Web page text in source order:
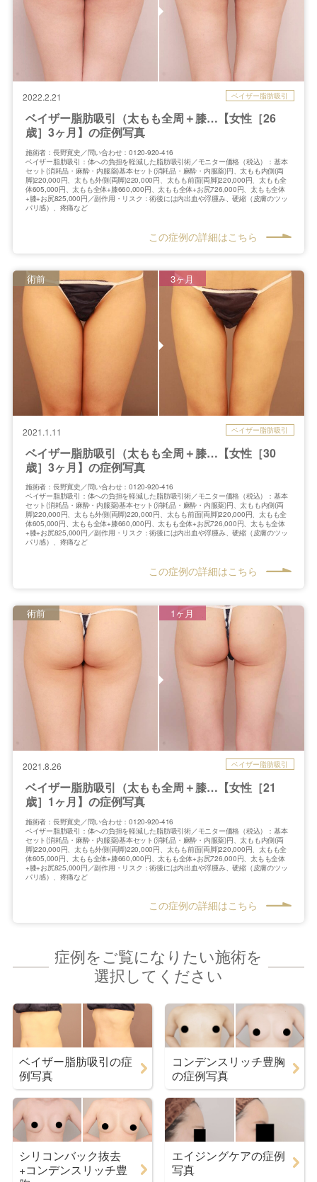
2022.2.21 ベイザー脂肪吸引
ベイザー脂肪吸引（太もも全周＋膝…【女性［26
歳］3ヶ月】の症例写真
施術者：長野寛史／問い合わせ：0120-920-416
ベイザー脂肪吸引：体への負担を軽減した脂肪吸引術／モニター価格（税込）：基本
セット(消耗品・麻酔・内服薬)基本セット(消耗品・麻酔・内服薬)円、太もも内側(両
脚)220,000円、太もも外側(両脚)220,000円、太もも前面(両脚)220,000円、太もも全
体605,000円、太もも全体+膝660,000円、太もも全体+お尻726,000円、太もも全体
+膝+お尻825,000円／副作用・リスク：術後には内出血や浮腫み、硬縮（皮膚のツッ
パリ感）、疼痛など
この症例の詳細はこちら
2021.1.11 ベイザー脂肪吸引
ベイザー脂肪吸引（太もも全周＋膝…【女性［30
歳］3ヶ月】の症例写真
術前 3ヶ月
施術者：長野寛史／問い合わせ：0120-920-416
ベイザー脂肪吸引：体への負担を軽減した脂肪吸引術／モニター価格（税込）：基本
セット(消耗品・麻酔・内服薬)基本セット(消耗品・麻酔・内服薬)円、太もも内側(両
脚)220,000円、太もも外側(両脚)220,000円、太もも前面(両脚)220,000円、太もも全
体605,000円、太もも全体+膝660,000円、太もも全体+お尻726,000円、太もも全体
+膝+お尻825,000円／副作用・リスク：術後には内出血や浮腫み、硬縮（皮膚のツッ
パリ感）、疼痛など
この症例の詳細はこちら
2021.8.26 ベイザー脂肪吸引
ベイザー脂肪吸引（太もも全周＋膝…【女性［21
歳］1ヶ月】の症例写真
術前 1ヶ月
施術者：長野寛史／問い合わせ：0120-920-416
ベイザー脂肪吸引：体への負担を軽減した脂肪吸引術／モニター価格（税込）：基本
セット(消耗品・麻酔・内服薬)基本セット(消耗品・麻酔・内服薬)円、太もも内側(両
脚)220,000円、太もも外側(両脚)220,000円、太もも前面(両脚)220,000円、太もも全
体605,000円、太もも全体+膝660,000円、太もも全体+お尻726,000円、太もも全体
+膝+お尻825,000円／副作用・リスク：術後には内出血や浮腫み、硬縮（皮膚のツッ
パリ感）、疼痛など
この症例の詳細はこちら
症例をご覧になりたい施術を
選択してください
ベイザー脂肪吸引の症
例写真
コンデンスリッチ豊胸
の症例写真
シリコンバック抜去
+コンデンスリッチ豊
エイジングケアの症例
写真